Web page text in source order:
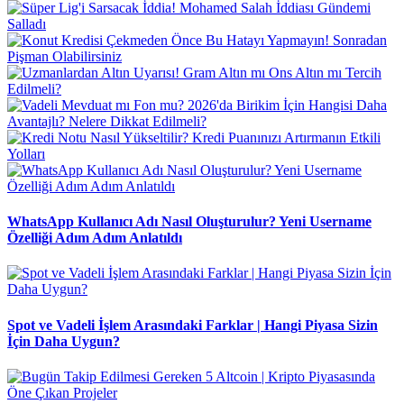
WhatsApp Kullanıcı Adı Nasıl Oluşturulur? Yeni Username
Özelliği Adım Adım Anlatıldı
Spot ve Vadeli İşlem Arasındaki Farklar | Hangi Piyasa Sizin
İçin Daha Uygun?